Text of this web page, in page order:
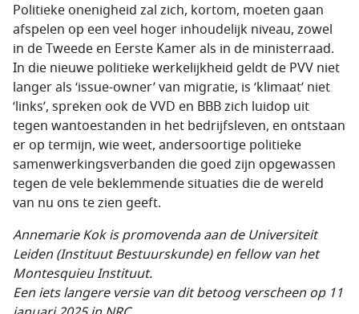
Politieke onenigheid zal zich, kortom, moeten gaan
afspelen op een veel hoger inhoudelijk niveau, zowel
in de Tweede en Eerste Kamer als in de ministerraad.
In die nieuwe politieke werkelijkheid geldt de PVV niet
langer als ‘issue-owner’ van migratie, is ‘klimaat’ niet
‘links’, spreken ook de VVD en BBB zich luidop uit
tegen wantoestanden in het bedrijfsleven, en ontstaan
er op termijn, wie weet, andersoortige politieke
samenwerkingsverbanden die goed zijn opgewassen
tegen de vele beklemmende situaties die de wereld
van nu ons te zien geeft.
Annemarie Kok is promovenda aan de Universiteit
Leiden (Instituut Bestuurskunde) en fellow van het
Montesquieu Instituut.
Een iets langere versie van dit betoog verscheen op 11